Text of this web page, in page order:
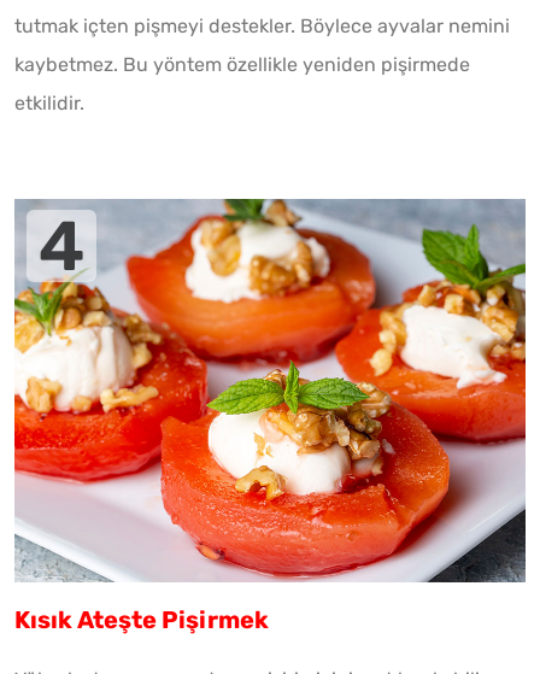
tutmak içten pişmeyi destekler. Böylece ayvalar nemini
kaybetmez. Bu yöntem özellikle yeniden pişirmede
etkilidir.
Kısık Ateşte Pişirmek